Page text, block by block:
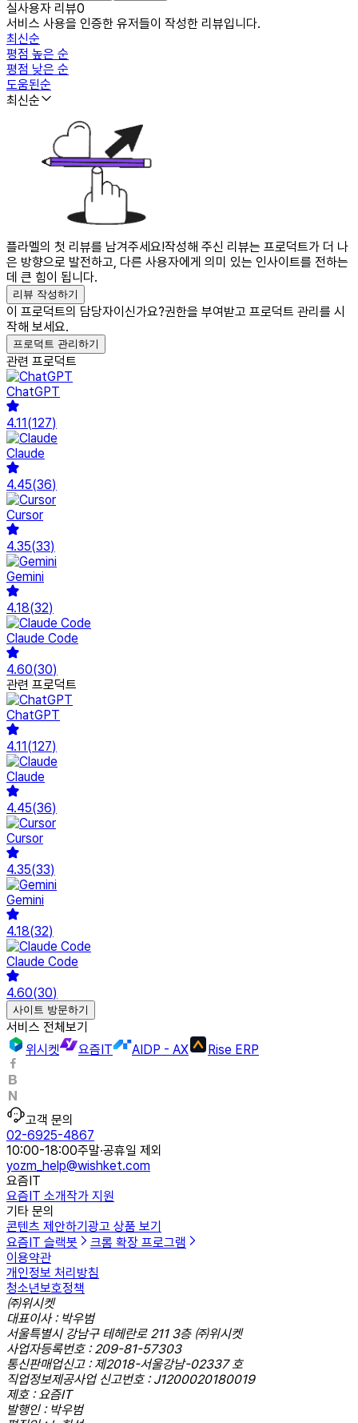
실사용자 리뷰0
서비스 사용을 인증한 유저들이 작성한 리뷰입니다.
최신순
평점 높은 순
평점 낮은 순
도움된순
최신순
플라멜의 첫 리뷰를 남겨주세요!작성해 주신 리뷰는 프로덕트가 더 나
은 방향으로 발전하고, 다른 사용자에게 의미 있는 인사이트를 전하는
데 큰 힘이 됩니다.
리뷰 작성하기
이 프로덕트의 담당자이신가요?권한을 부여받고 프로덕트 관리를 시
작해 보세요.
프로덕트 관리하기
관련 프로덕트
ChatGPT
4.11(127)
Claude
4.45(36)
Cursor
4.35(33)
Gemini
4.18(32)
Claude Code
4.60(30)
관련 프로덕트
ChatGPT
4.11(127)
Claude
4.45(36)
Cursor
4.35(33)
Gemini
4.18(32)
Claude Code
4.60(30)
사이트 방문하기
서비스 전체보기
위시켓
요즘IT AIDP - AX Rise ERP
고객 문의
02-6925-4867
10:00-18:00주말·공휴일 제외
yozm_help@wishket.com
요즘IT
요즘IT 소개작가 지원
기타 문의
콘텐츠 제안하기광고 상품 보기
요즘IT 슬랙봇
크롬 확장 프로그램
이용약관
개인정보 처리방침
청소년보호정책
㈜위시켓
대표이사 : 박우범
서울특별시 강남구 테헤란로 211 3층 ㈜위시켓
사업자등록번호 : 209-81-57303
통신판매업신고 : 제2018-서울강남-02337 호
직업정보제공사업 신고번호 : J1200020180019
제호 : 요즘IT
발행인 : 박우범